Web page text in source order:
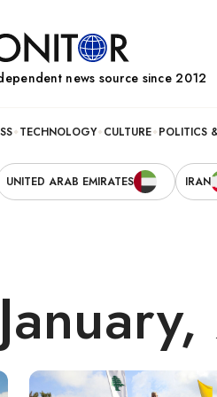
news source since 2012
POLITICS
CULTURE
TECHNOLOGY
IRAN
UNITED ARAB EMIRATES